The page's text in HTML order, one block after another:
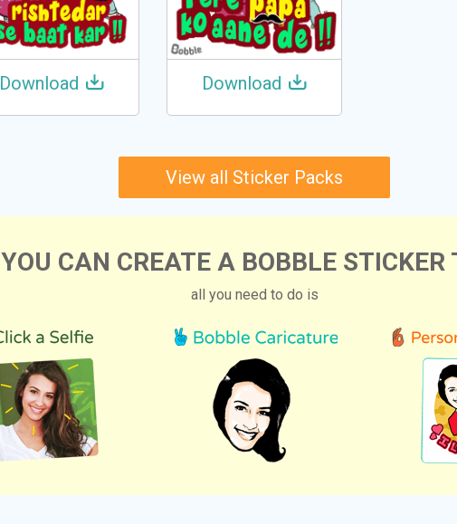
Download Download
View all Sticker Packs
YOU CAN CREATE A BOBBLE STICKER
all you need to do is